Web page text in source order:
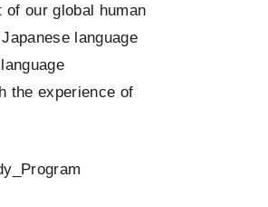
our global human
language
the experience of